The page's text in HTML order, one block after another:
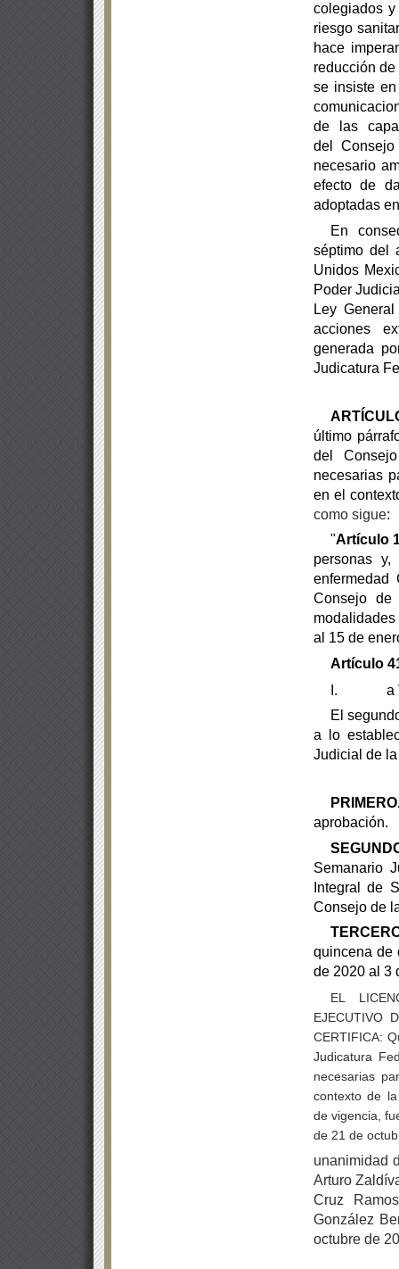
colegiados
riesgo
hace
reducción
se insiste
de las
del
necesario
efecto de
adoptadas
En
séptimo del
Unidos
Poder
Ley
acciones
generada
Judicatura
último
del
necesarias
en el
como sigue:
"Artículo
personas
enfermedad
Consejo de
al 15 de
Artículo
I.
a
El
a lo
Judicial de
aprobación.
Semanario
Integral de
Consejo de
quincena de
de 2020 al 3
EL
EJECUTIVO
CERTIFICA:
Judicatura
necesarias
contexto de
de vigencia,
de 21 de
unanimidad
Arturo
Cruz
González
octubre de